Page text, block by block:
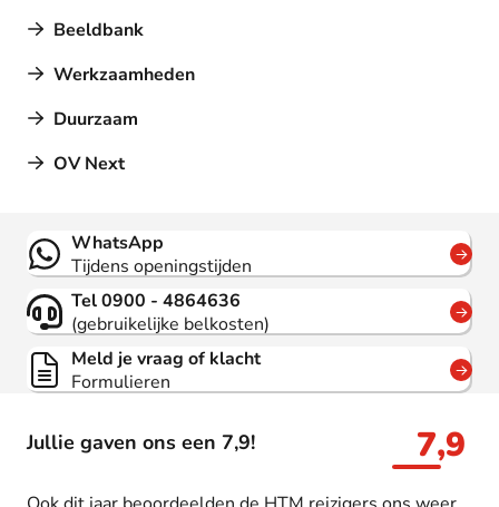
Beeldbank
Werkzaamheden
Duurzaam
OV Next
Jullie gaven ons een 7,9! 7,9
Contact
WhatsApp
Tijdens openingstijden
Tel 0900 - 4864636
(gebruikelijke belkosten)
Meld je vraag of klacht
Formulieren